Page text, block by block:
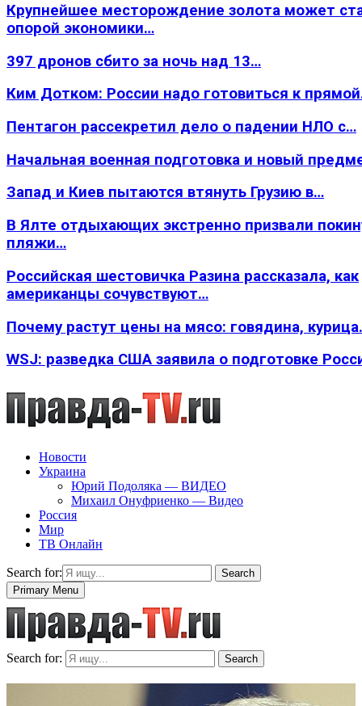
Крупнейшее месторождение золота может
опорой экономики…
397 дронов сбито за ночь над 13…
Ким Дотком: России надо готовиться к
Пентагон рассекретил дело о падении НЛО с…
Начальная военная подготовка и новый
Запад и Киев пытаются втянуть Грузию в…
В Ялте отдыхающих экстренно призвали
пляжи…
Российская шестовичка Разина рассказала, как
американцы сочувствуют…
Почему растут цены на мясо: говядина,
WSJ: разведка США заявила о подготовке
Новости
Украина
Юрий Подоляка — ВИДЕО
Михаил Онуфриенко — Видео
Россия
Мир
ТВ Онлайн
Search for:
Search
Primary Menu
Search for: Search